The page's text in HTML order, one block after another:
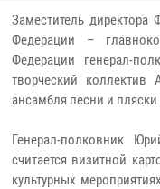
Заместитель
Федерации –
Федерации генерал-
творческий коллектив
ансамбля песни и
Генерал-полковник
считается визитной
культурных